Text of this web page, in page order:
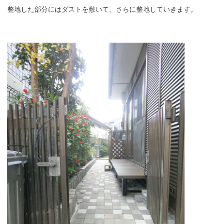
整地した部分にはダストを敷いて、さらに整地していきます。